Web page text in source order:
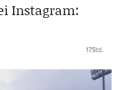
Instagram: